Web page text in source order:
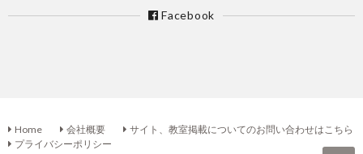
Facebook
Home 会社概要
サイト、教室掲載についてのお問い合わせはこちら
プライバシーポリシー